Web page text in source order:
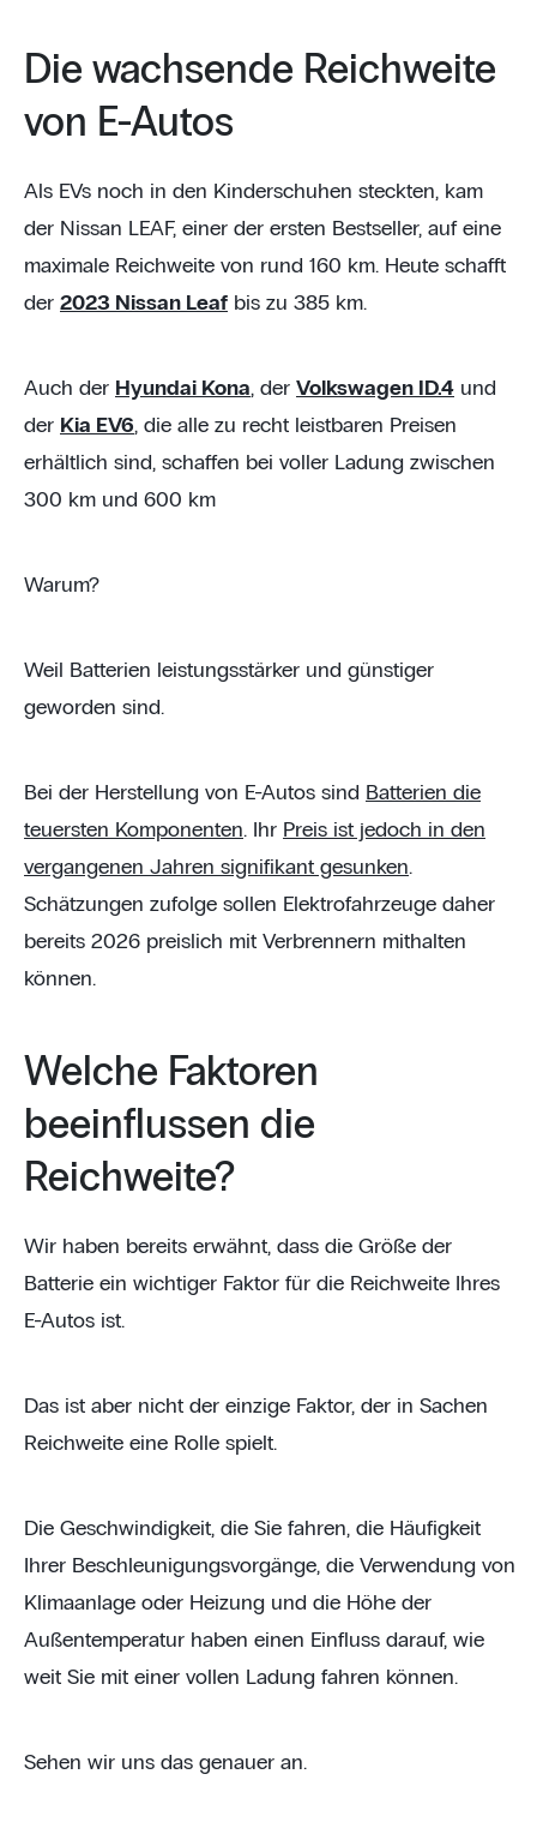
Die wachsende Reichweite
von E-Autos
Als EVs noch in den Kinderschuhen steckten, kam
der Nissan LEAF, einer der ersten Bestseller, auf eine
maximale Reichweite von rund 160 km. Heute schafft
der 2023 Nissan Leaf bis zu 385 km.
Auch der Hyundai Kona, der Volkswagen ID.4 und
der Kia EV6, die alle zu recht leistbaren Preisen
erhältlich sind, schaffen bei voller Ladung zwischen
300 km und 600 km
Warum?
Weil Batterien leistungsstärker und günstiger
geworden sind.
Bei der Herstellung von E-Autos sind Batterien die
teuersten Komponenten. Ihr Preis ist jedoch in den
vergangenen Jahren signifikant gesunken.
Schätzungen zufolge sollen Elektrofahrzeuge daher
bereits 2026 preislich mit Verbrennern mithalten
können.
Welche Faktoren
beeinflussen die
Reichweite?
Wir haben bereits erwähnt, dass die Größe der
Batterie ein wichtiger Faktor für die Reichweite Ihres
E-Autos ist.
Das ist aber nicht der einzige Faktor, der in Sachen
Reichweite eine Rolle spielt.
Die Geschwindigkeit, die Sie fahren, die Häufigkeit
Ihrer Beschleunigungsvorgänge, die Verwendung von
Klimaanlage oder Heizung und die Höhe der
Außentemperatur haben einen Einfluss darauf, wie
weit Sie mit einer vollen Ladung fahren können.
Sehen wir uns das genauer an.